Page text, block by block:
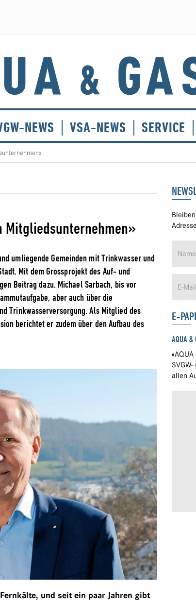
NEWS VSA-NEWS SERVICE
umliegende Gemeinden mit Trinkwasser und
Mit dem Grossprojekt des Auf- und
Beitrag dazu. Michael Sarbach, bis vor
aber auch über die
Trinkwasserversorgung. Als Mitglied des
berichtet er zudem über den Aufbau des
und seit ein paar Jahren gibt
E-
AQUA &
allen